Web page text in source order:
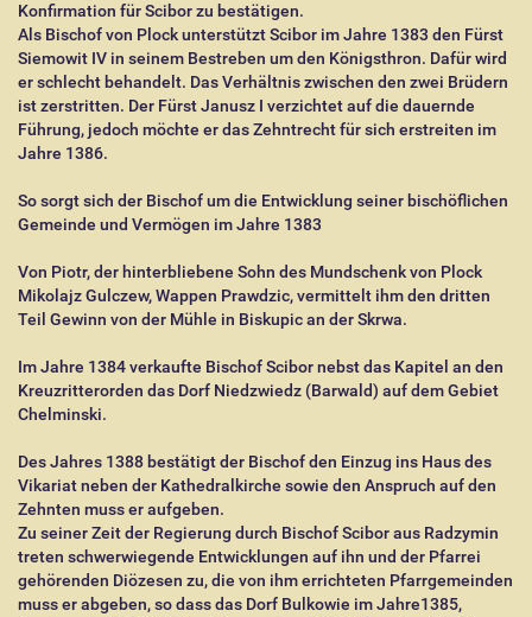
Konfirmation für Scibor zu bestätigen.
Als Bischof von Plock unterstützt Scibor im Jahre 1383 den Fürst
Siemowit IV in seinem Bestreben um den Königsthron. Dafür wird
er schlecht behandelt. Das Verhältnis zwischen den zwei Brüdern
ist zerstritten. Der Fürst Janusz I verzichtet auf die dauernde
Führung, jedoch möchte er das Zehntrecht für sich erstreiten im
Jahre 1386.
So sorgt sich der Bischof um die Entwicklung seiner bischöflichen
Gemeinde und Vermögen im Jahre 1383
Von Piotr, der hinterbliebene Sohn des Mundschenk von Plock
Mikolajz Gulczew, Wappen Prawdzic, vermittelt ihm den dritten
Teil Gewinn von der Mühle in Biskupic an der Skrwa.
Im Jahre 1384 verkaufte Bischof Scibor nebst das Kapitel an den
Kreuzritterorden das Dorf Niedzwiedz (Barwald) auf dem Gebiet
Chelminski.
Des Jahres 1388 bestätigt der Bischof den Einzug ins Haus des
Vikariat neben der Kathedralkirche sowie den Anspruch auf den
Zehnten muss er aufgeben.
Zu seiner Zeit der Regierung durch Bischof Scibor aus Radzymin
treten schwerwiegende Entwicklungen auf ihn und der Pfarrei
gehörenden Diözesen zu, die von ihm errichteten Pfarrgemeinden
muss er abgeben, so dass das Dorf Bulkowie im Jahre1385,